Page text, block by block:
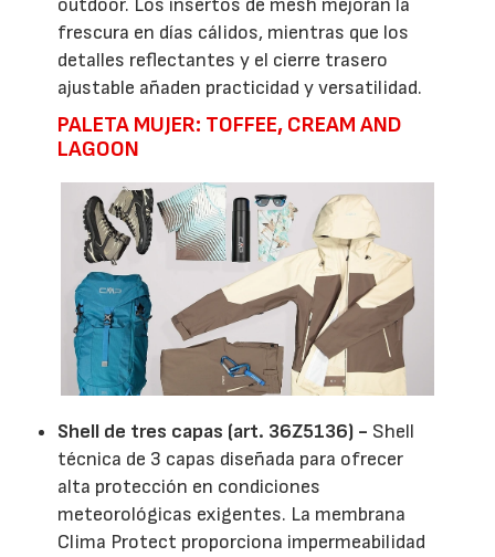
frescura en días cálidos, mientras que los
detalles reflectantes y el cierre trasero
ajustable añaden practicidad y versatilidad.
PALETA MUJER: TOFFEE, CREAM AND
LAGOON
Shell de tres capas (art. 36Z5136) - Shell
técnica de 3 capas diseñada para ofrecer
alta protección en condiciones
meteorológicas exigentes. La membrana
Clima Protect proporciona impermeabilidad